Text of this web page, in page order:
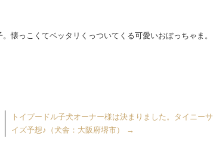
っこくてベッタリくっついてくる可愛いおぼっちゃま。
トイプードル子犬オーナー様は決まりました。タイニーサ
イズ予想♪（犬舎：大阪府堺市）
→